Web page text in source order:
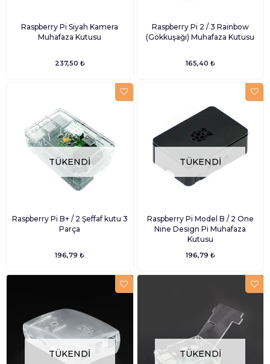
Raspberry Pi Siyah Kamera
Muhafaza Kutusu
237,50 ₺
Raspberry Pi 2 / 3 Rainbow
(Gökkuşağı) Muhafaza Kutusu
165,40 ₺
TÜKENDI
Raspberry Pi B+ / 2 Şeffaf kutu 3
Parça
196,79 ₺
TÜKENDI
Raspberry Pi Model B / 2 One
Nine Design Pi Muhafaza
Kutusu
196,79 ₺
TÜKENDI TÜKENDI